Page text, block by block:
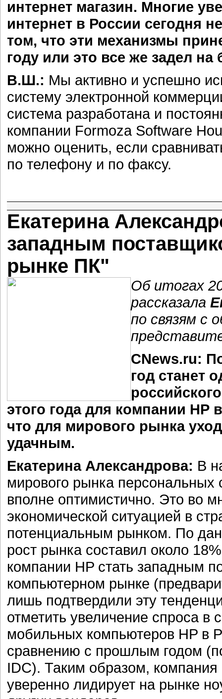
интернет магазин. Многие
интернет в России сегодня
том, что эти механизмы
году или это все же задел на
В.Ш.: Мы активно и успешно
систему электронной
система разработана и
компании Formoza Software
можно оценить, если
по телефону и по факсу.
Екатерина
западным
рынке ПК"
Об итогах
рассказала
по связям с
CNews.ru:
год станет
этого года для компании НР
что для мирового рынка
удачным.
Екатерина Александрова: В
мирового рынка персональных
вполне оптимистично. Это во
экономической ситуацией в
потенциальным рынком. По
рост рынка составил около
компании HP стать западным
компьютерном рынке
лишь подтвердили эту
отметить увеличение спроса
мобильных компьютеров HP в
сравнению с прошлым годом
IDC). Таким образом,
уверенно лидирует на рынке